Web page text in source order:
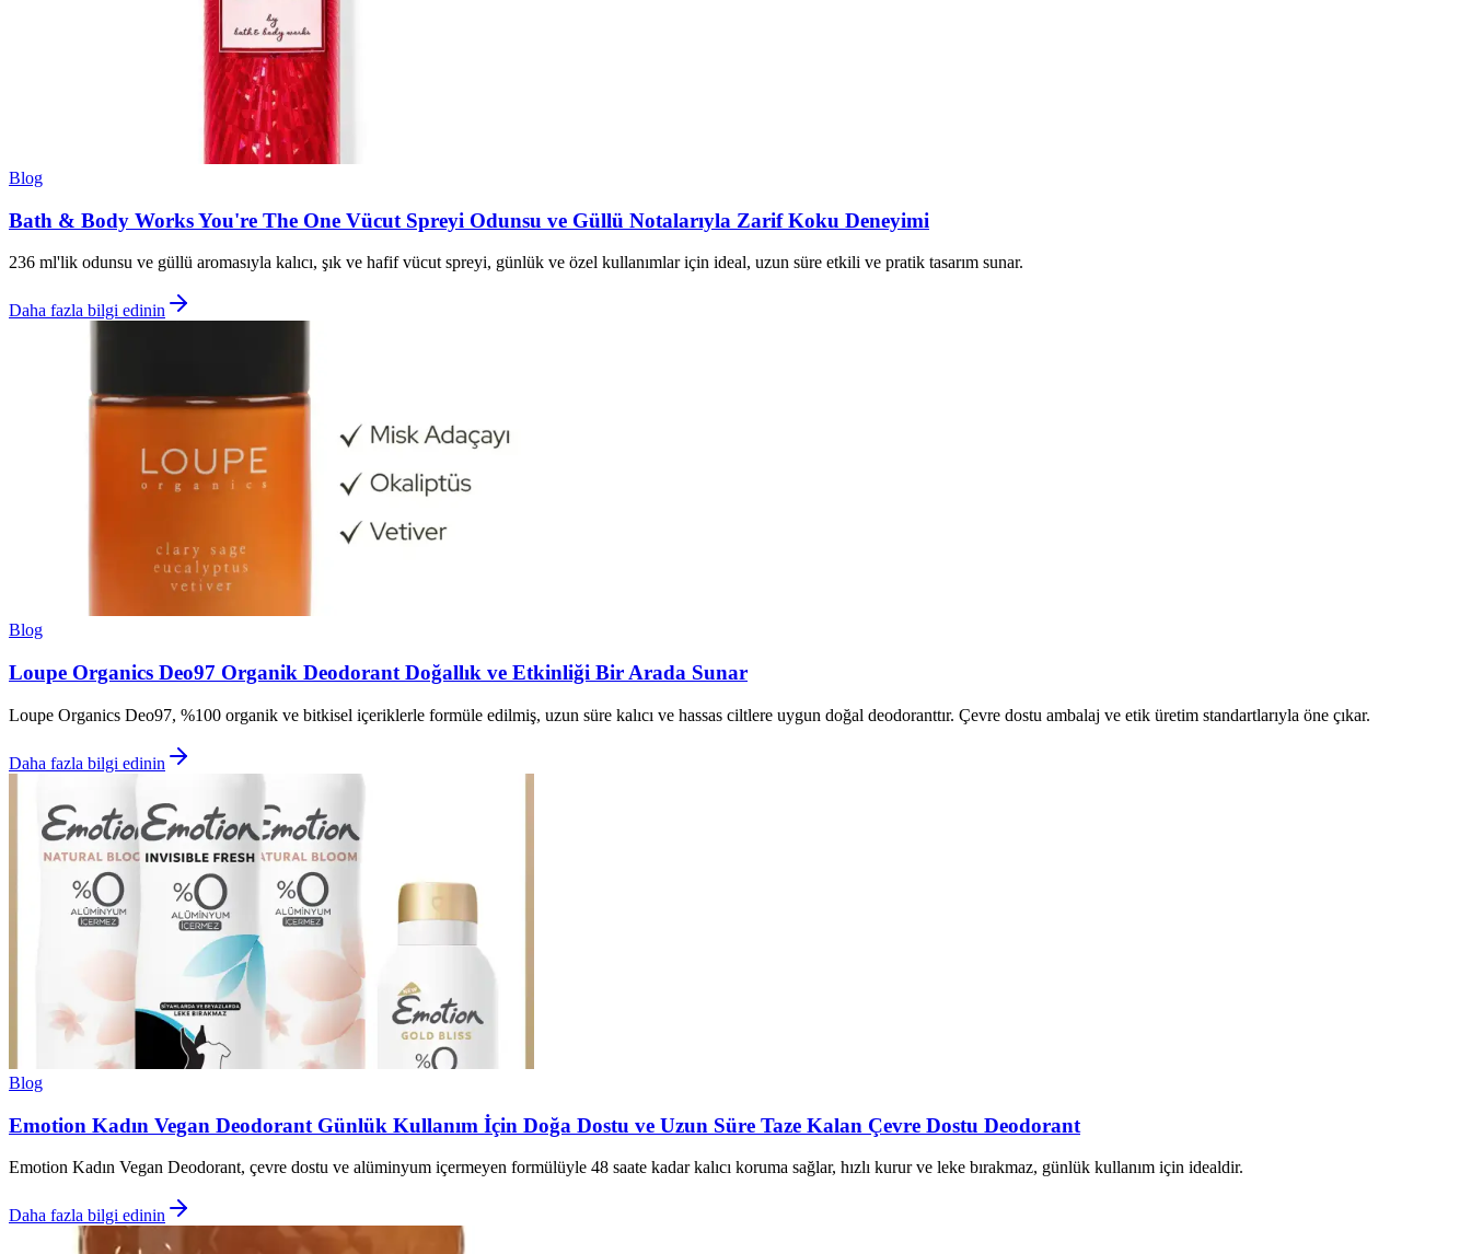
Blog
Bath & Body Works You're The One Vücut Spreyi Odunsu ve Güllü Notalarıyla Zarif Koku Deneyimi
236 ml'lik odunsu ve güllü aromasıyla kalıcı, şık ve hafif vücut spreyi, günlük ve özel kullanımlar için ideal, uzun süre etkili ve pratik tasarım sunar.
Daha fazla bilgi edinin
Blog
Loupe Organics Deo97 Organik Deodorant Doğallık ve Etkinliği Bir Arada Sunar
Loupe Organics Deo97, %100 organik ve bitkisel içeriklerle formüle edilmiş, uzun süre kalıcı ve hassas ciltlere uygun doğal deodoranttır. Çevre dostu ambalaj ve etik üretim standartlarıyla öne çıkar.
Daha fazla bilgi edinin
Blog
Emotion Kadın Vegan Deodorant Günlük Kullanım İçin Doğa Dostu ve Uzun Süre Taze Kalan Çevre Dostu Deodorant
Emotion Kadın Vegan Deodorant, çevre dostu ve alüminyum içermeyen formülüyle 48 saate kadar kalıcı koruma sağlar, hızlı kurur ve leke bırakmaz, günlük kullanım için idealdir.
Daha fazla bilgi edinin